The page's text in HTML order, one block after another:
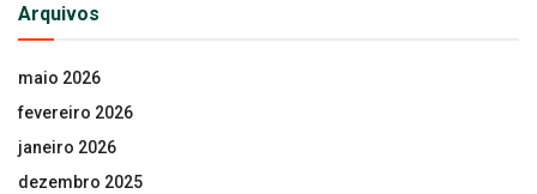
Arquivos
maio 2026
fevereiro 2026
janeiro 2026
dezembro 2025